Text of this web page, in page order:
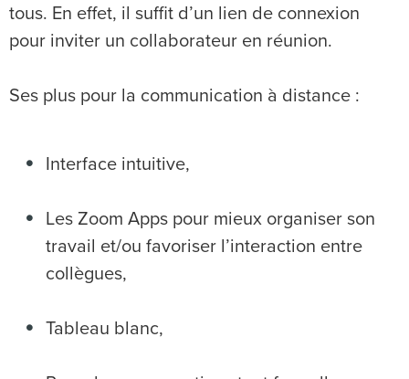
tous. En effet, il suffit d’un lien de connexion
pour inviter un collaborateur en réunion.
Ses plus pour la communication à distance :
Interface intuitive,
Les Zoom Apps pour mieux organiser son
travail et/ou favoriser l’interaction entre
collègues,
Tableau blanc,